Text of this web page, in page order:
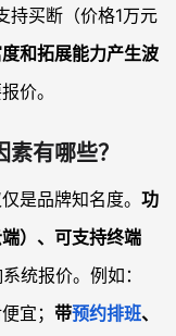
持买断（价格1万元
和拓展能力产生波
价。
有哪些？
是品牌知名度。 功
）、可支持终端
统报价。例如：
宜； 带预约排班、